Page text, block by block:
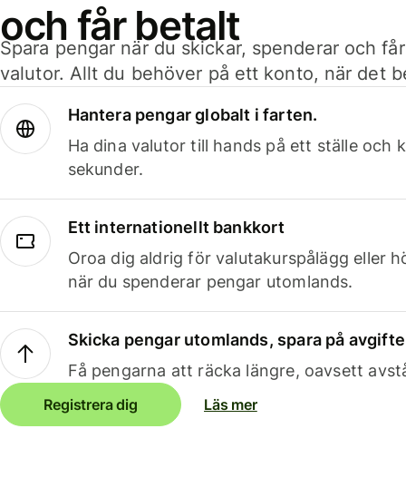
och får betalt
Spara pengar när du skickar, spenderar och
valutor. Allt du behöver på ett konto, när det
Hantera pengar globalt i farten.
Ha dina valutor till hands på ett ställe och
sekunder.
Ett internationellt bankkort
Oroa dig aldrig för valutakurspålägg eller
när du spenderar pengar utomlands.
Skicka pengar utomlands, spara på
Få pengarna att räcka längre, oavsett
Registrera dig Läs mer